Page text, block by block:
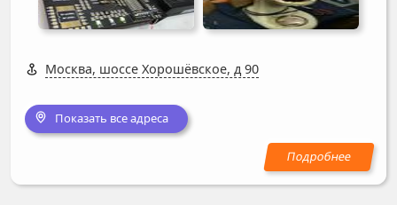
Москва, шоссе Хорошёвское, д 90
Показать все адреса